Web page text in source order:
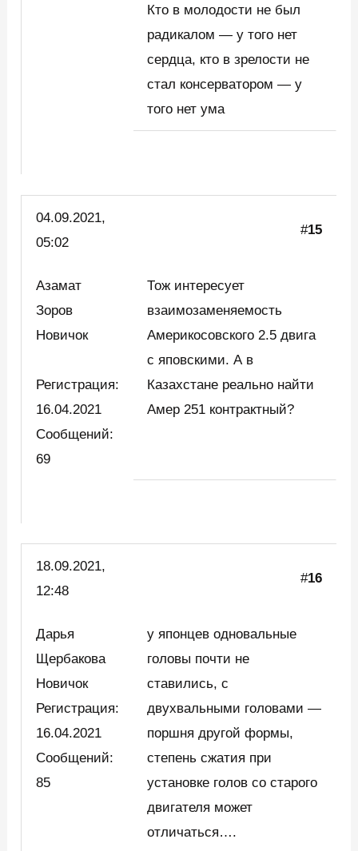
Кто в молодости не был
радикалом — у того нет
сердца, кто в зрелости не
стал консерватором — у
того нет ума
04.09.2021,
05:02
#15
Азамат
Зоров
Новичок
Регистрация:
16.04.2021
Сообщений:
69
Тож интересует
взаимозаменяемость
Америкосовского 2.5 двига
с яповскими. А в
Казахстане реально найти
Амер 251 контрактный?
18.09.2021,
12:48
#16
Дарья
Щербакова
Новичок
Регистрация:
16.04.2021
Сообщений:
85
у японцев одновальные
головы почти не
ставились, с
двухвальными головами —
поршня другой формы,
степень сжатия при
установке голов со старого
двигателя может
отличаться….